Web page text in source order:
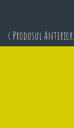
< Produsul Anterior